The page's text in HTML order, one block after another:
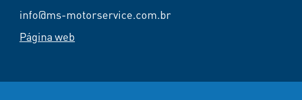
info@ms-motorservice.com.br
Página web